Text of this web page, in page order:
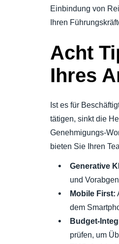
Einbindung von
Ihren
Acht
Ihres
Ist es für
tätigen, sinkt die
Genehmigungs-
bieten Sie Ihren
Generative
und
Mobile First:
dem
Budget-
prüfen, um